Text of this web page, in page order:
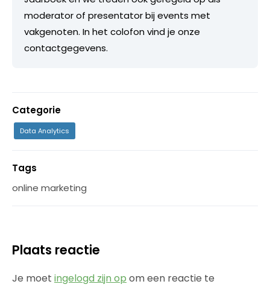
moderator of presentator bij events met
vakgenoten. In het colofon vind je onze
contactgegevens.
Categorie
Data Analytics
Tags
online marketing
Plaats reactie
Je moet ingelogd zijn op om een reactie te